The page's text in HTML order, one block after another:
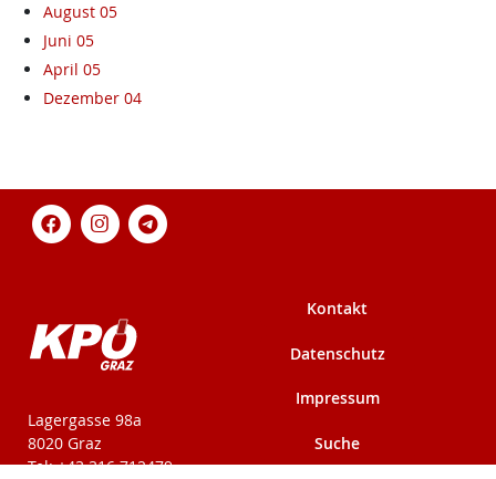
August 05
Juni 05
April 05
Dezember 04
KPÖ-Steiermark
Lagergasse 98a
8020 Graz
Tel: +43 316 712479
Kontakt
Datenschutz
Impressum
Suche